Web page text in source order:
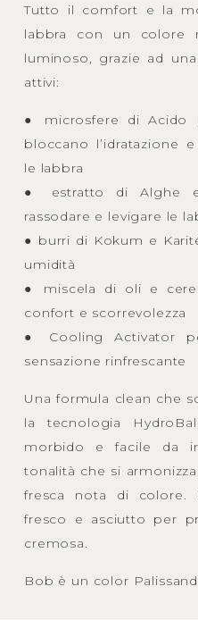
Tutto il comfort e la
labbra con un colore
luminoso, grazie ad
attivi:
● microsfere di Acido
bloccano l’idratazione
le labbra
● estratto di Alghe
rassodare e levigare le
● burri di Kokum e
umidità
● miscela di oli e cere
confort e scorrevolezza
● Cooling Activator
sensazione rinfrescante
Una formula clean che
la tecnologia
morbido e facile da
tonalità che si
fresca nota di colore.
fresco e asciutto per
cremosa.
Bob è un color